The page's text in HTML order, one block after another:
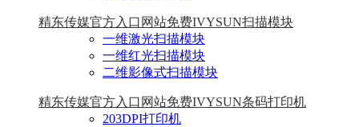
精东传媒官方入口网站免费IVYSUN扫描模块
一维激光扫描模块
一维红光扫描模块
二维影像式扫描模块
精东传媒官方入口网站免费IVYSUN条码打印机
203DPI打印机